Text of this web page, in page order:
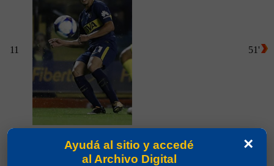
11
Partidos jugados por Cristian Omar Espinoza en
Amistosos 2018
51'
×
Ayudá al sitio y accedé
al Archivo Digital